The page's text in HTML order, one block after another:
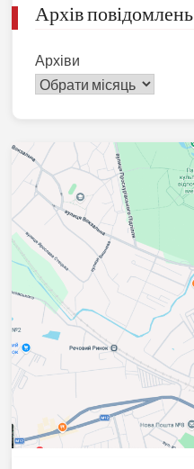
Архів повідомлень
Архіви